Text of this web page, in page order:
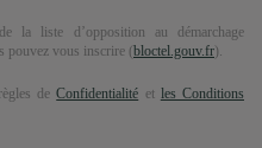
la liste d’opposition au démarchage
pouvez vous inscrire (bloctel.gouv.fr).
deConfidentialité et les Conditions